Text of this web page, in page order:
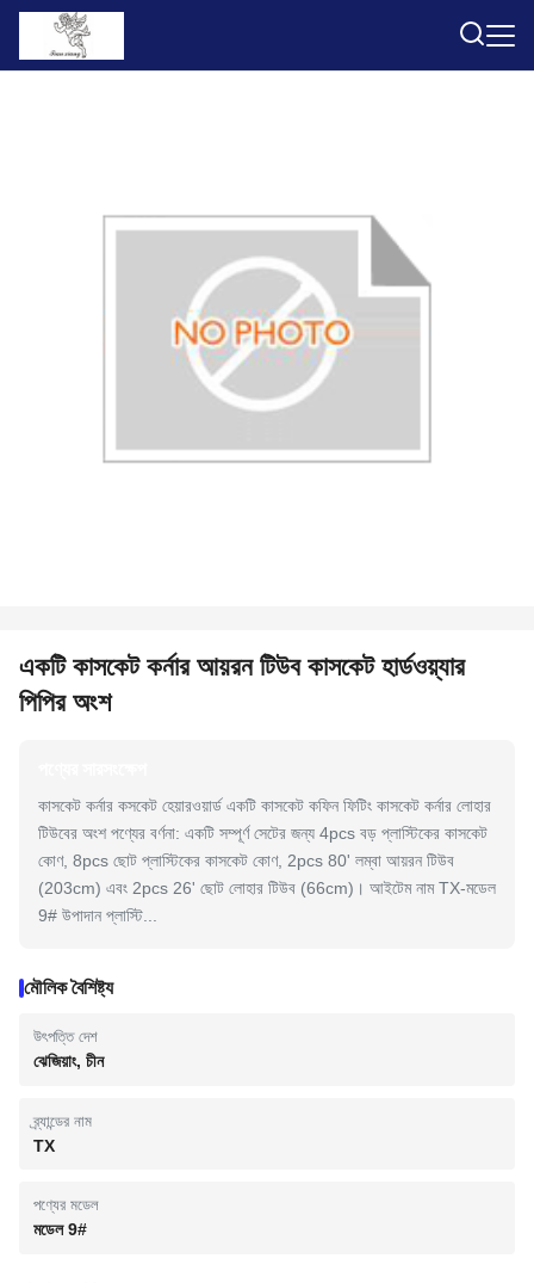
একটি কাসকেট কর্নার আয়রন টিউব কাসকেট হার্ডওয়্যার
পিপির অংশ
কাসকেট কর্নার কসকেট হেয়ারওয়ার্ড একটি কাসকেট কফিন ফিটিং কাসকেট কর্নার লোহার
টিউবের অংশ পণ্যের বর্ণনা: একটি সম্পূর্ণ সেটের জন্য 4pcs বড় প্লাস্টিকের কাসকেট
কোণ, 8pcs ছোট প্লাস্টিকের কাসকেট কোণ, 2pcs 80' লম্বা আয়রন টিউব
(203cm) এবং 2pcs 26' ছোট লোহার টিউব (66cm)। আইটেম নাম TX-মডেল
9# উপাদান প্লাস্টি...
মৌলিক বৈশিষ্ট্য
উৎপত্তি দেশ
ঝেজিয়াং, চীন
ব্র্যান্ডের নাম
TX
পণ্যের মডেল
মডেল 9#